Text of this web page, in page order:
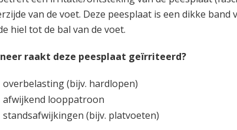
van de voet. Deze peesplaat is een dikke
hiel tot de bal van de voet.
raakt deze peesplaat geïrriteerd?
overbelasting (bijv. hardlopen)
afwijkend looppatroon
standsafwijkingen (bijv. platvoeten)